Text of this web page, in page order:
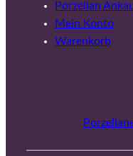
Porzellan
Mein Konto
Warenkorb